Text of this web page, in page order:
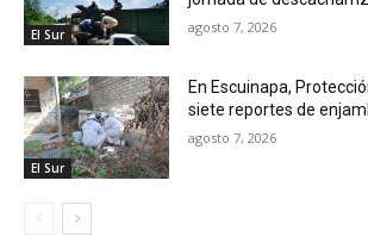
El Sur agosto 7, 2026
El Sur
En Escuinapa,
siete reportes de
agosto 7, 2026